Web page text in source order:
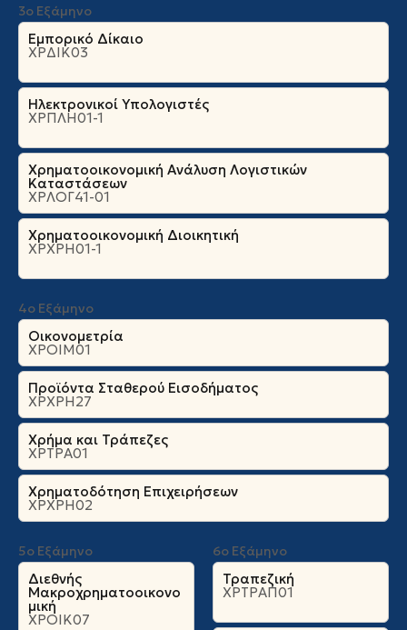
3ο Εξάμηνο
Εμπορικό Δίκαιο
ΧΡΔΙΚ03
Ηλεκτρονικοί Υπολογιστές
ΧΡΠΛΗ01-1
Χρηματοοικονομική Ανάλυση Λογιστικών
Καταστάσεων
ΧΡΛΟΓ41-01
Χρηματοοικονομική Διοικητική
ΧΡΧΡΗ01-1
4ο Εξάμηνο
Οικονομετρία
ΧΡΟΙΜ01
Προϊόντα Σταθερού Εισοδήματος
ΧΡΧΡΗ27
Χρήμα και Τράπεζες
ΧΡΤΡΑ01
Χρηματοδότηση Επιχειρήσεων
ΧΡΧΡΗ02
5ο Εξάμηνο
Διεθνής
Μακροχρηματοοικονο
μική
ΧΡΟΙΚ07
6ο Εξάμηνο
Τραπεζική
ΧΡΤΡΑΠ01